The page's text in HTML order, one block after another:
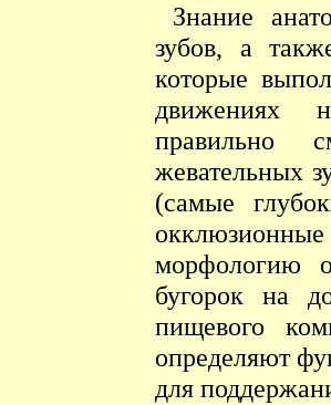
Знание
зубов, а
которые
движениях
правильно
жевательных
(самые
морфологию
бугорок на
пищевого
определяют
для